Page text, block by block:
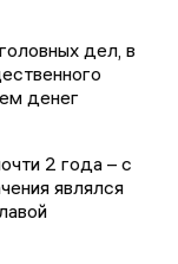
дел, в
денег
2 года – с
являлся